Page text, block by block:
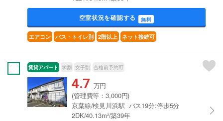
空室状況を確認する 無料
エアコン バス・トイレ別 2階以上 ネット接続可
賃貸アパート 学割 女子割 合格前予約可
4.7 万円
(管理費等：3,000円)
京葉線/検見川浜駅 バス19分:停歩5分
2DK/40.13m²/築39年